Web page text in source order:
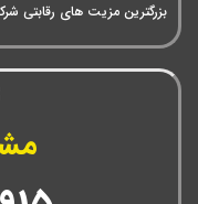
بزرگترین مزیت های رقابتی